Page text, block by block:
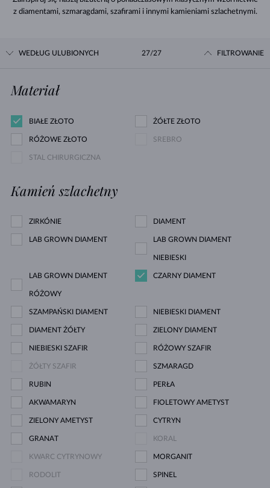
z diamentami, szmaragdami, szafirami i innymi kamieniami szlachetnymi.
WEDŁUG ULUBIONYCH 27/27 FILTROWANIE
Materiał
BIAŁE ZŁOTO ŻÓŁTE ZŁOTO
RÓŻOWE ZŁOTO SREBRO
STAL CHIRURGICZNA
Kamień szlachetny
ZIRKÓNIE DIAMENT
LAB GROWN DIAMENT LAB GROWN DIAMENT
NIEBIESKI
LAB GROWN DIAMENT
RÓŻOWY
CZARNY DIAMENT
SZAMPAŃSKI DIAMENT NIEBIESKI DIAMENT
DIAMENT ŻÓŁTY ZIELONY DIAMENT
NIEBIESKI SZAFIR RÓŻOWY SZAFIR
ŻÓŁTY SZAFIR SZMARAGD
RUBIN PERŁA
AKWAMARYN FIOLETOWY AMETYST
ZIELONY AMETYST CYTRYN
GRANAT KORAL
KWARC CYTRYNOWY MORGANIT
RODOLIT SPINEL